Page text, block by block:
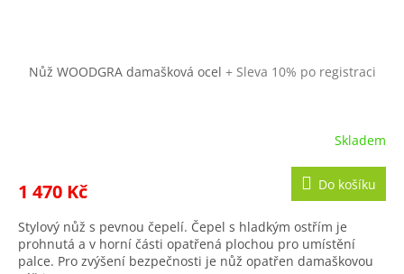
Nůž WOODGRA damašková ocel + Sleva 10% po registraci
Skladem
1 470 Kč Do košíku
Stylový nůž s pevnou čepelí. Čepel s hladkým ostřím je
prohnutá a v horní části opatřená plochou pro umístění
palce. Pro zvýšení bezpečnosti je nůž opatřen damaškovou